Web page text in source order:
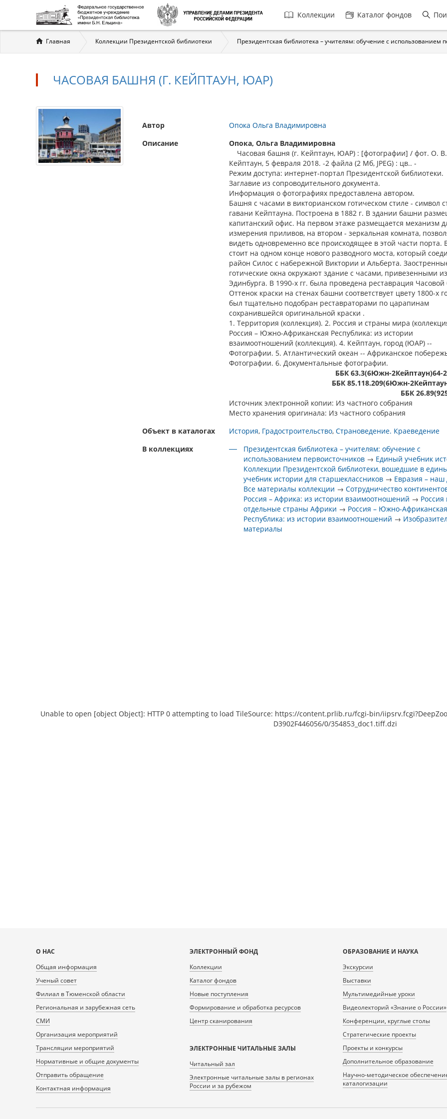
Главная
навигация
Коллекции Каталог фондов
Вы
здесь
Главная Коллекции Президентской библиотеки Президентская библиотека – учителям: обучение с использованием
ЧАСОВАЯ БАШНЯ (Г. КЕЙПТАУН, ЮАР)
Автор
Опока Ольга Владимировна
Описание
Опока, Ольга Владимировна
Часовая башня (г. Кейптаун, ЮАР) : [фотографии] / фот. О.
Кейптаун, 5 февраля 2018. -2 файла (2 Мб, JPEG) : цв.. -
Режим доступа: интернет-портал Президентской библиотеки.
Заглавие из сопроводительного документа.
Информация о фотографиях предоставлена автором.
Башня с часами в викторианском готическом стиле - символ
гавани Кейптауна. Построена в 1882 г. В здании башни
капитанский офис. На первом этаже размещается механизм
измерения приливов, на втором - зеркальная комната,
видеть одновременно все происходящее в этой части порта.
стоит на одном конце нового разводного моста, который
район Силос с набережной Виктории и Альберта.
готические окна окружают здание с часами, привезенными из
Эдинбурга. В 1990-х гг. была проведена реставрация
Оттенок краски на стенах башни соответствует цвету 1800-х
был тщательно подобран реставраторами по царапинам
сохранившейся оригинальной краски .
1. Территория (коллекция). 2. Россия и страны мира
Россия – Южно-Африканская Республика: из истории
взаимоотношений (коллекция). 4. Кейптаун, город (ЮАР) --
Фотографии. 5. Атлантический океан -- Африканское
Фотографии. 6. Документальные фотографии.
ББК 63.3(6Южн-2Кейптаун)64-
ББК 85.118.209(6Южн-
ББК
Источник электронной копии: Из частного собрания
Место хранения оригинала: Из частного собрания
Объект в каталогах
История Градостроительство Страноведение. Краеведение
В коллекциях
Президентская библиотека – учителям: обучение с
использованием первоисточников → Единый учебник
Коллекции Президентской библиотеки, вошедшие в
учебник истории для старшеклассников → Евразия – наш
Все материалы коллекции →Сотрудничество
Россия – Африка: из истории взаимоотношений → Россия
отдельные страны Африки → Россия – Южно-Африканская
Республика: из истории взаимоотношений →
материалы
Unable to open [object Object]: HTTP 0 attempting to load TileSource: https://content.prlib.ru/fcgi-bin/
D3902F446056/0/354853_doc1.tiff.dzi
Карта
сайта
О НАС
Общая информация
Ученый совет
Филиал в Тюменской области
Региональная и зарубежная сеть
СМИ
Организация мероприятий
Трансляции мероприятий
Нормативные и общие документы
Отправить обращение
Контактная информация
ЭЛЕКТРОННЫЙ ФОНД
Коллекции
Каталог фондов
Новые поступления
Формирование и обработка ресурсов
Центр сканирования
ЭЛЕКТРОННЫЕ ЧИТАЛЬНЫЕ ЗАЛЫ
Читальный зал
Электронные читальные залы в регионах
России и за рубежом
ОБРАЗОВАНИЕ И НАУКА
Экскурсии
Выставки
Мультимедийные уроки
Видеолекторий «Знание о России»
Конференции, круглые столы
Стратегические проекты
Проекты и конкурсы
Дополнительное образование
Научно-методическое
каталогизации